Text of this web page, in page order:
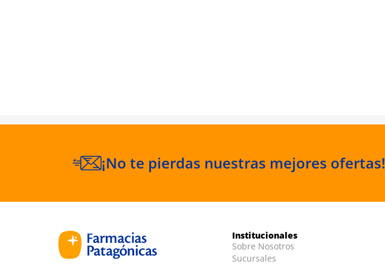
¡No te pierdas nuestras mejores ofertas!
Institucionales
Sobre Nosotros
Sucursales